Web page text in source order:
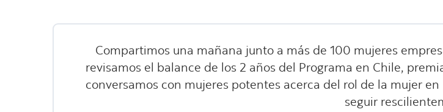
Compartimos una mañana junto a más de 100 mujeres
revisamos el balance de los 2 años del Programa en Chile,
conversamos con mujeres potentes acerca del rol de la mujer
seguir